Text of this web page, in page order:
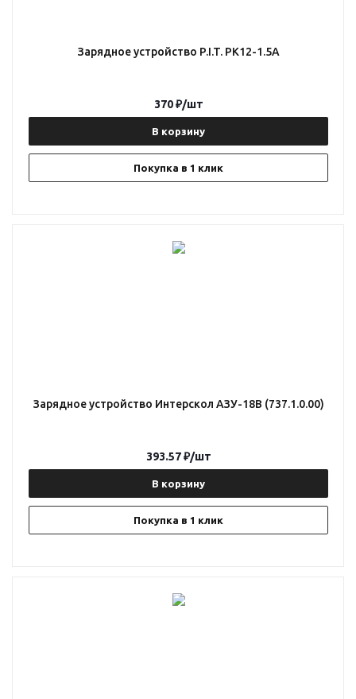
Зарядное устройство P.I.T. PK12-1.5A
В корзину
Покупка в 1 клик
370₽/шт
Зарядное устройство Интерскол АЗУ-18В (737.1.0.00)
В корзину
Покупка в 1 клик
393.57₽/шт